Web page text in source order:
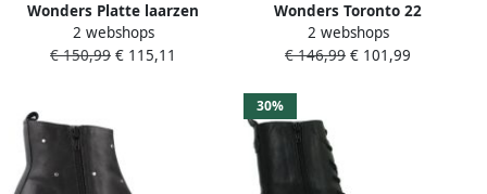
Wonders Platte laarzen
BOOTS 54100
2 webshops
€ 150,99 € 115,11
Wonders Toronto 22
Laarzen Zwart Vrouw
2 webshops
€ 146,99 € 101,99
30%